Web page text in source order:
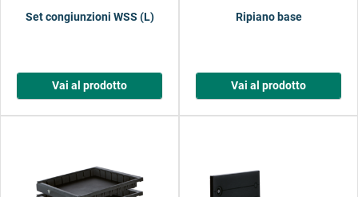
Set congiunzioni WSS (L)
Vai al prodotto
Ripiano base
Vai al prodotto